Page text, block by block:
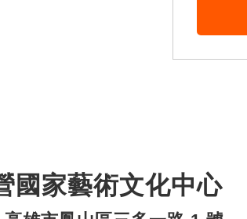
訊。
國家藝術文化中心